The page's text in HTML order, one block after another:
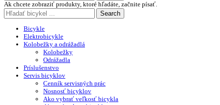
Ak chcete zobraziť produkty, ktoré hľadáte, začnite písať.
Search
Bicykle
Elektrobicykle
Kolobežky a odrážadlá
Kolobežky
Odrážadla
Príslušenstvo
Servis bicyklov
Cenník servisných prác
Nosnosť bicyklov
Ako vybrať veľkosť bicykla